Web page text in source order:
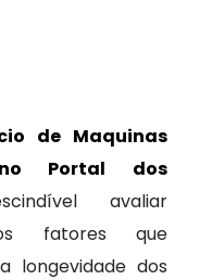
de Maquinas
Portal dos
avaliar
fatores que
longevidade dos